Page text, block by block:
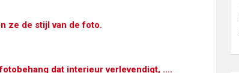
ze de stijl van de foto.
dat interieur verlevendigt, ….